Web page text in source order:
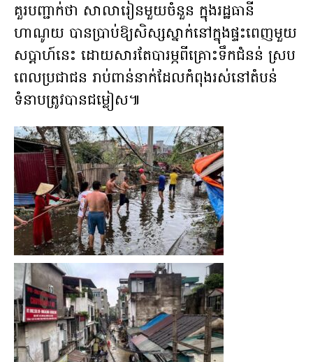
គួរបញ្ជាក់ថា សាលារៀនមួយចំនួន ក្នុងរដ្ឋធានី
ហាណូយ បានប្រាប់ឱ្យសិស្សស្នាក់នៅក្នុងផ្ទះពេញមួយ
សប្ដាហ៍នេះ ដោយសារតែបារម្ភពីគ្រោះទឹកជំនន់ ស្រប
ពេលប្រជាជន រាប់ពាន់នាក់ដែលកំពុងរស់នៅតំបន់
ទំនាបត្រូវបានជម្លៀស៕